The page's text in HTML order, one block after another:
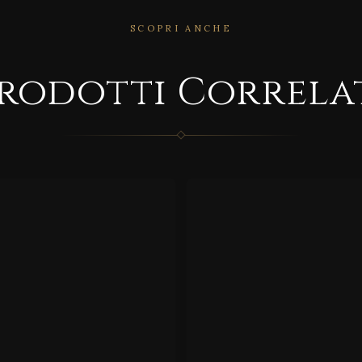
SCOPRI ANCHE
2
CORRELATO
TI